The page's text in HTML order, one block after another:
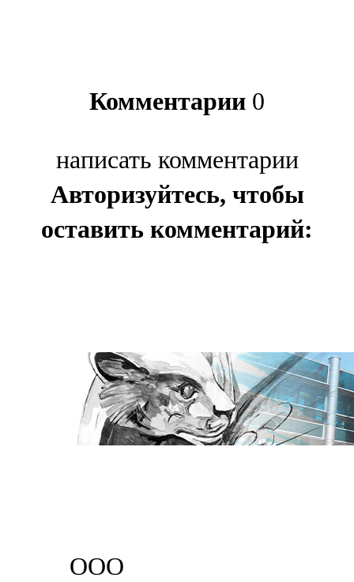
Комментарии 0
написать комментарии
Авторизуйтесь, чтобы
оставить комментарий:
ООО